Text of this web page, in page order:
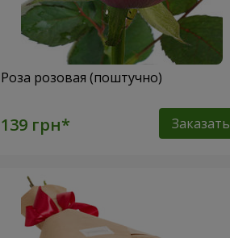
Роза розовая (поштучно)
Заказать